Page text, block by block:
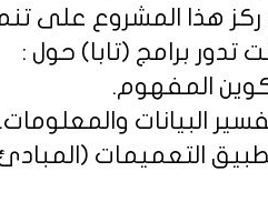
هذا المشروع على
تدور برامج (تابا) حول :